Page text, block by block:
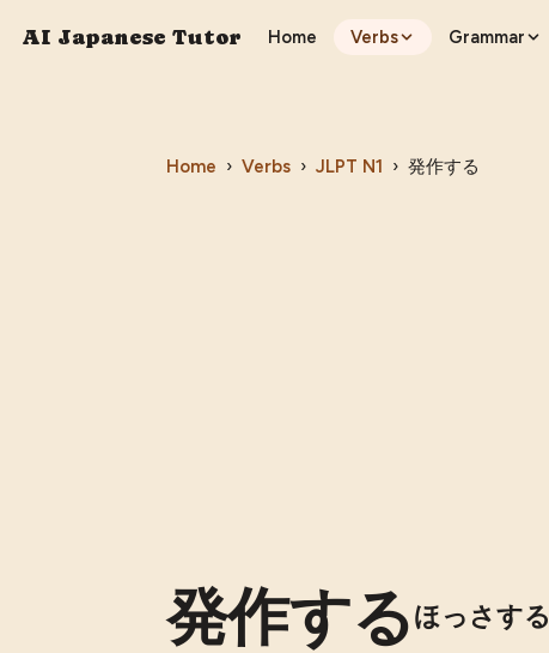
AI Japanese Tutor Home Verbs Grammar
Home › Verbs › JLPT N1 › 発作する
発作する ほっさする